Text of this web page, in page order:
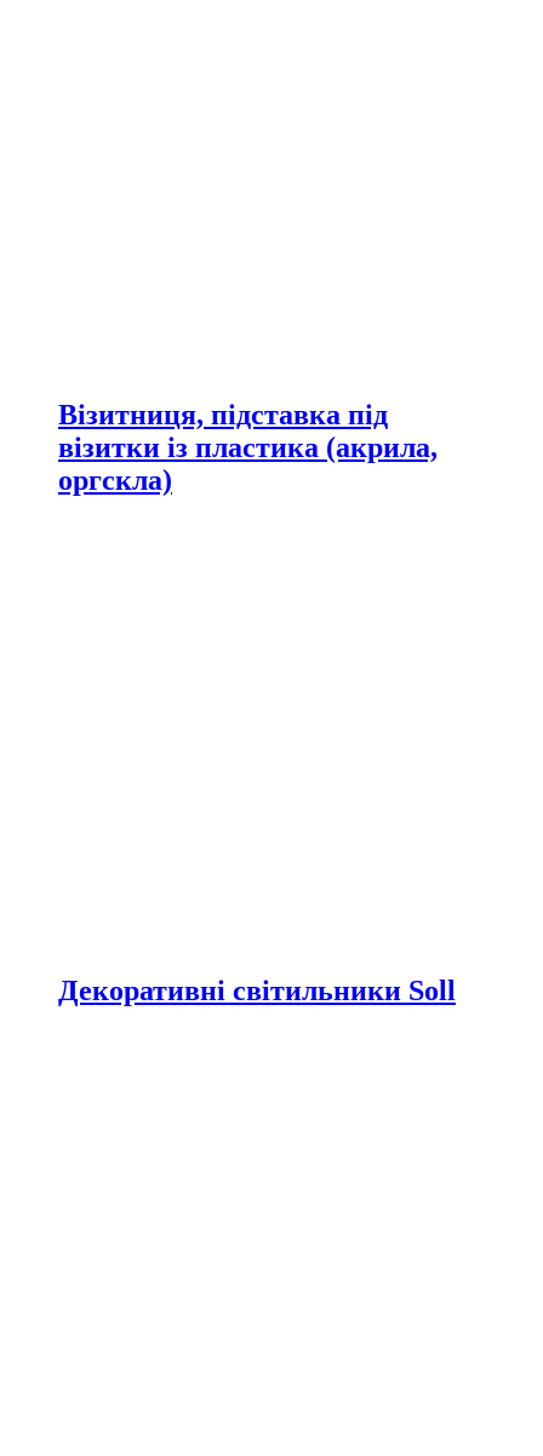
Візитниця, підставка під
візитки із пластика (акрила,
оргскла)
Декоративні світильники Soll